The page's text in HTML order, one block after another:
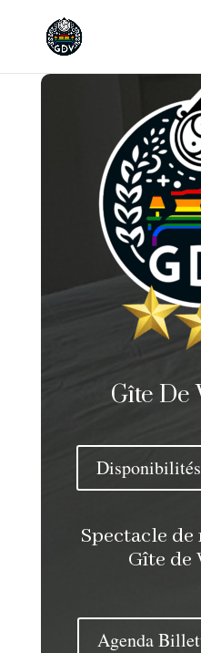
Gîte De
Spectacle
Gîte de
Agenda